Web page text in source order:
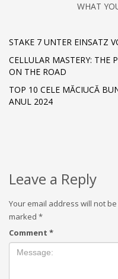
WHAT
STAKE 7 UNTER EINSATZ
CELLULAR MASTERY: THE
ON THE ROAD
TOP 10 CELE MĂCIUCĂ
ANUL 2024
Leave a Reply
Your email address will not
marked *
Comment *